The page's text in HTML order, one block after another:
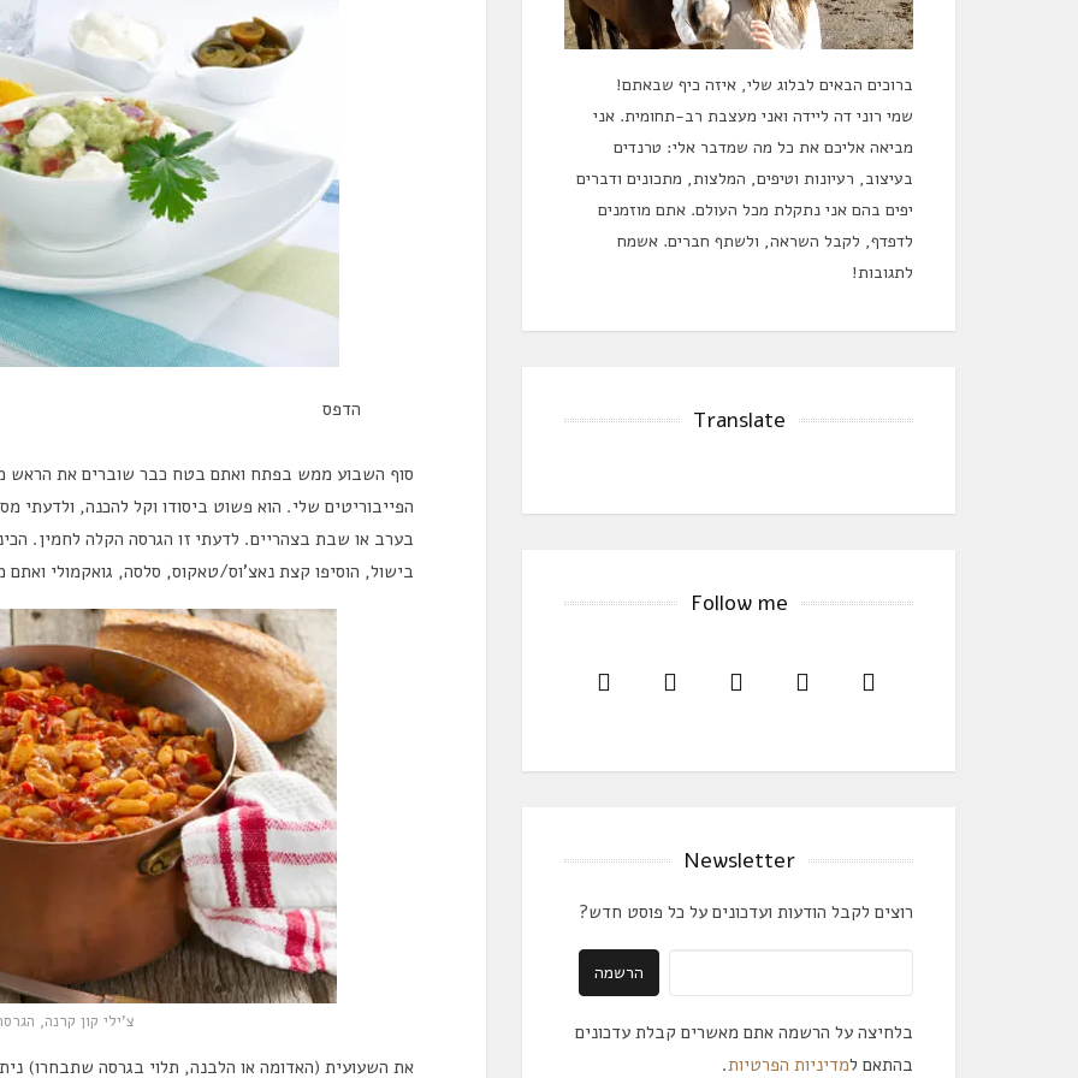
הדפס
סוף השבוע ממש בפתח ואתם בטח כבר שוברים את הראש
הפייבוריטים שלי. הוא פשוט ביסודו וקל להכנה, ולדעתי
בערב או שבת בצהריים. לדעתי זו הגרסה הקלה לחמין.
בישול, הוסיפו קצת נאצ’וס/טאקוס, סלסה, גואקמולי ואתם
צ’ילי קון קרנה,
את השעועית (האדומה או הלבנה, תלוי בגרסה שתבחרו)
ברוכים הבאים לבלוג שלי, איזה כיף שבאתם!
שמי רוני דה ליידה ואני מעצבת רב-תחומית. אני
מביאה אליכם את כל מה שמדבר אלי: טרנדים
בעיצוב, רעיונות וטיפים, המלצות, מתכונים ודברים
יפים בהם אני נתקלת מכל העולם. אתם מוזמנים
לדפדף, לקבל השראה, ולשתף חברים. אשמח
לתגובות!
Translate
Follow me
Newsletter
רוצים לקבל הודעות ועדכונים על כל פוסט חדש?
בלחיצה על הרשמה אתם מאשרים קבלת עדכונים
בהתאם למדיניות הפרטיות.